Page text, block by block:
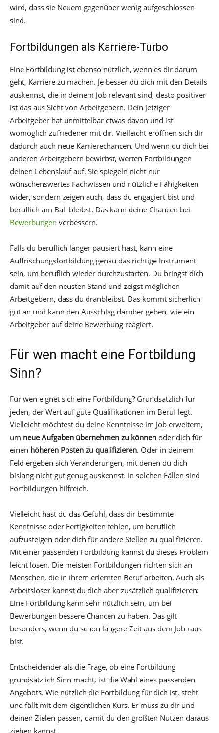
wird, dass sie Neuem gegenüber wenig aufgeschlossen
sind.
Fortbildungen als Karriere-Turbo
Eine Fortbildung ist ebenso nützlich, wenn es dir darum
geht, Karriere zu machen. Je besser du dich mit den Details
auskennst, die in deinem Job relevant sind, desto positiver
ist das aus Sicht von Arbeitgebern. Dein jetziger
Arbeitgeber hat unmittelbar etwas davon und ist
womöglich zufriedener mit dir. Vielleicht eröffnen sich dir
dadurch auch neue Karrierechancen. Und wenn du dich bei
anderen Arbeitgebern bewirbst, werten Fortbildungen
deinen Lebenslauf auf. Sie spiegeln nicht nur
wünschenswertes Fachwissen und nützliche Fähigkeiten
wider, sondern zeigen auch, dass du engagiert bist und
beruflich am Ball bleibst. Das kann deine Chancen bei
Bewerbungen verbessern.
Falls du beruflich länger pausiert hast, kann eine
Auffrischungsfortbildung genau das richtige Instrument
sein, um beruflich wieder durchzustarten. Du bringst dich
damit auf den neusten Stand und zeigst möglichen
Arbeitgebern, dass du dranbleibst. Das kommt sicherlich
gut an und kann den Ausschlag darüber geben, wie ein
Arbeitgeber auf deine Bewerbung reagiert.
Für wen macht eine Fortbildung
Sinn?
Für wen eignet sich eine Fortbildung? Grundsätzlich für
jeden, der Wert auf gute Qualifikationen im Beruf legt.
Vielleicht möchtest du deine Kenntnisse im Job erweitern,
um neue Aufgaben übernehmen zu können oder dich für
einen höheren Posten zu qualifizieren. Oder in deinem
Feld ergeben sich Veränderungen, mit denen du dich
bislang nicht gut genug auskennst. In solchen Fällen sind
Fortbildungen hilfreich.
Vielleicht hast du das Gefühl, dass dir bestimmte
Kenntnisse oder Fertigkeiten fehlen, um beruflich
aufzusteigen oder dich für andere Stellen zu qualifizieren.
Mit einer passenden Fortbildung kannst du dieses Problem
leicht lösen. Die meisten Fortbildungen richten sich an
Menschen, die in ihrem erlernten Beruf arbeiten. Auch als
Arbeitsloser kannst du dich aber zusätzlich qualifizieren:
Eine Fortbildung kann sehr nützlich sein, um bei
Bewerbungen bessere Chancen zu haben. Das gilt
besonders, wenn du schon längere Zeit aus dem Job raus
bist.
Entscheidender als die Frage, ob eine Fortbildung
grundsätzlich Sinn macht, ist die Wahl eines passenden
Angebots. Wie nützlich die Fortbildung für dich ist, steht
und fällt mit dem eigentlichen Kurs. Er muss zu dir und
deinen Zielen passen, damit du den größten Nutzen daraus
ziehen kannst.